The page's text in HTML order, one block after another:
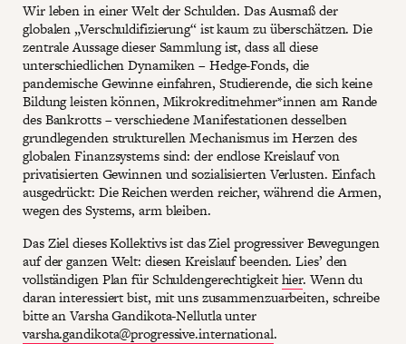
Wir leben in einer Welt der Schulden. Das Ausmaß der
globalen „Verschuldifizierung“ ist kaum zu überschätzen. Die
zentrale Aussage dieser Sammlung ist, dass all diese
unterschiedlichen Dynamiken – Hedge-Fonds, die
pandemische Gewinne einfahren, Studierende, die sich keine
Bildung leisten können, Mikrokreditnehmer*innen am Rande
des Bankrotts – verschiedene Manifestationen desselben
grundlegenden strukturellen Mechanismus im Herzen des
globalen Finanzsystems sind: der endlose Kreislauf von
privatisierten Gewinnen und sozialisierten Verlusten. Einfach
ausgedrückt: Die Reichen werden reicher, während die Armen,
wegen des Systems, arm bleiben.
Das Ziel dieses Kollektivs ist das Ziel progressiver Bewegungen
auf der ganzen Welt: diesen Kreislauf beenden. Lies’ den
vollständigen Plan für Schuldengerechtigkeithier. Wenn du
daran interessiert bist, mit uns zusammenzuarbeiten, schreibe
bitte an Varsha Gandikota-Nellutla unter
varsha.gandikota@progressive.international.